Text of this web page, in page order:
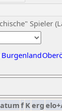
Spieler
Burgenland
f Kerg